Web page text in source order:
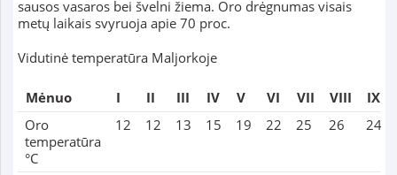
sausos vasaros bei švelni žiema. Oro drėgnumas visais
metų laikais svyruoja apie 70 proc.
Vidutinė temperatūra Maljorkoje
Mėnuo I II III IV V VI VII VIII IX
Oro
temperatūra
°C
12 12 13 15 19 22 25 26 24